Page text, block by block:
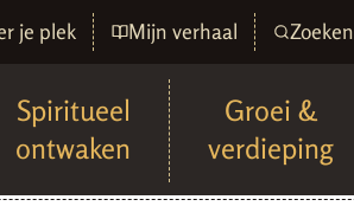
je plek Mijn verhaal Zoeken
Spiritueel
ontwaken
Groei &
verdieping